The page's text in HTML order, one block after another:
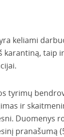
keliami
taip
tyrimų
ir
Duomenys
pranašumą